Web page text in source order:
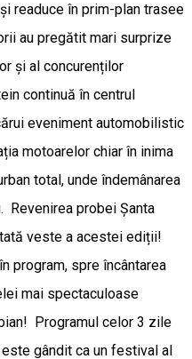
readuce în prim-plan trasee
au pregătit mari surprize
și al concurenților
continuă în centrul
eveniment automobilistic
motoarelor chiar în inima
total, unde îndemânarea
probei Șanta
veste a acestei ediții!
program, spre încântarea
mai spectaculoase
​Programul celor 3 zile
gândit ca un festival al